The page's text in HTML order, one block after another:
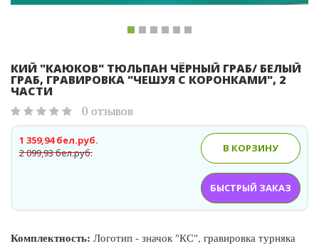
КИЙ "КАЮКОВ" ТЮЛЬПАН ЧЁРНЫЙ ГРАБ/ БЕЛЫЙ
ГРАБ, ГРАВИРОВКА "ЧЕШУЯ С КОРОНКАМИ", 2
ЧАСТИ
0 отзывов
2 099,93 бел.руб.
1 359,94 бел.руб.
В КОРЗИНУ
БЫСТРЫЙ ЗАКАЗ
Комплектность: Логотип - значок "КС", гравировка турняка